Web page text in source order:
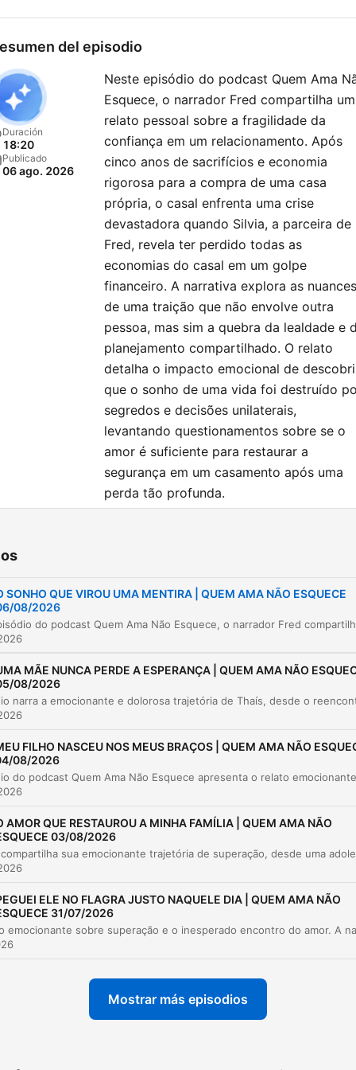
del episodio
Duración
18:20
Publicado
06 ago. 2026
Neste episódio do podcast Quem Ama
Esquece, o narrador Fred compartilha um
relato pessoal sobre a fragilidade da
confiança em um relacionamento. Após
cinco anos de sacrifícios e economia
rigorosa para a compra de uma casa
própria, o casal enfrenta uma crise
devastadora quando Silvia, a parceira de
Fred, revela ter perdido todas as
economias do casal em um golpe
financeiro. A narrativa explora as nuances
de uma traição que não envolve outra
pessoa, mas sim a quebra da lealdade e
planejamento compartilhado. O relato
detalha o impacto emocional de
que o sonho de uma vida foi destruído
segredos e decisões unilaterais,
levantando questionamentos sobre se o
amor é suficiente para restaurar a
segurança em um casamento após uma
perda tão profunda.
00:00:37
00:01:49
00:02:38
O plano para a casa própria e o regime de
00:07:31
00:09:42
00:13:33 O impacto da perda e a quebra de confiança
00:15:52 Reflexões finais sobre amor versus confiança
clic en un capítulo para ir directamente a ese momento
nossa casa.
00:04:31 · Silvia usava essa frase para motivar o casal durante
os anos de privação financeira.
Eu perdi o dinheiro da casa. Você... Você o quê? Todo
SONHO QUE VIROU UMA MENTIRA | QUEM AMA NÃO ESQUECE
08/2026
MÃE NUNCA PERDE A ESPERANÇA | QUEM AMA NÃO
08/2026
FILHO NASCEU NOS MEUS BRAÇOS | QUEM AMA NÃO
08/2026
AMOR QUE RESTAUROU A MINHA FAMÍLIA | QUEM AMA NÃO
03/08/2026
ELE NO FLAGRA JUSTO NAQUELE DIA | QUEM AMA NÃO
31/07/2026
Mostrar más episodios